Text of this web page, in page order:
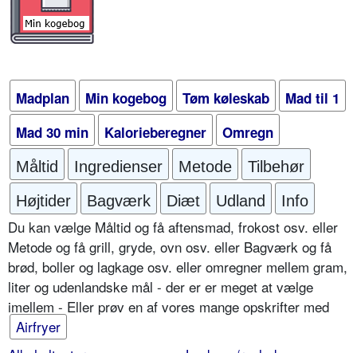
Madplan Min kogebog Tøm køleskab
Mad til 1
Mad 30 min
Kalorieberegner Omregn
Måltid Ingredienser Metode
Tilbehør
Højtider
Bagværk Diæt Udland Info
Du kan vælge Måltid og få aftensmad, frokost osv. eller
Metode og få grill, gryde, ovn osv. eller Bagværk og få
brød, boller og lagkage osv. eller omregner mellem gram,
liter og udenlandske mål - der er er meget at vælge
imellem - Eller prøv en af vores mange opskrifter med
Airfryer